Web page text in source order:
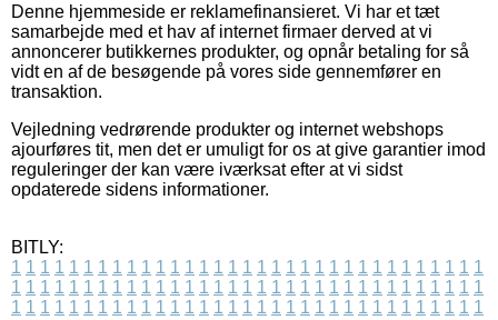
Denne hjemmeside er reklamefinansieret. Vi har et tæt
samarbejde med et hav af internet firmaer derved at vi
annoncerer butikkernes produkter, og opnår betaling for så
vidt en af de besøgende på vores side gennemfører en
transaktion.
Vejledning vedrørende produkter og internet webshops
ajourføres tit, men det er umuligt for os at give garantier imod
reguleringer der kan være iværksat efter at vi sidst
opdaterede sidens informationer.
BITLY:
1 1 1 1 1 1 1 1 1 1 1 1 1 1 1 1 1 1 1 1 1 1 1 1 1 1 1 1 1 1 1 1 1
1 1 1 1 1 1 1 1 1 1 1 1 1 1 1 1 1 1 1 1 1 1 1 1 1 1 1 1 1 1 1 1 1
1 1 1 1 1 1 1 1 1 1 1 1 1 1 1 1 1 1 1 1 1 1 1 1 1 1 1 1 1 1 1 1 1